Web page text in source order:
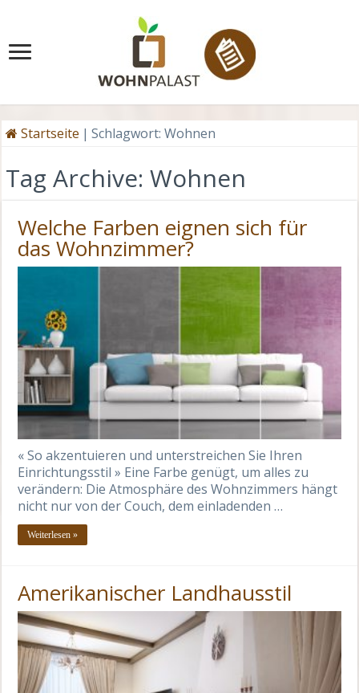
Startseite | Schlagwort:Wohnen
Tag Archive:Wohnen
Welche Farben eignen sich für
das Wohnzimmer?
« So akzentuieren und unterstreichen Sie Ihren
Einrichtungsstil » Eine Farbe genügt, um alles zu
verändern: Die Atmosphäre des Wohnzimmers hängt
nicht nur von der Couch, dem einladenden …
Weiterlesen »
Amerikanischer Landhausstil